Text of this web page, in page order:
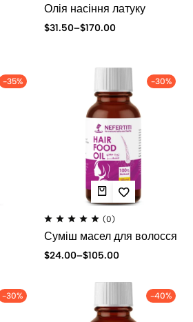
Олія насіння латуку
$31.50–$170.00
-35% -30%
(0)
Суміш масел для волосся
$24.00–$105.00
-30% -40%